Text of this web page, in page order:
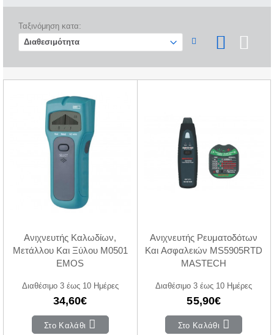
Ταξινόμηση κατα:
Ανιχνευτής Καλωδίων,
Μετάλλου Και Ξύλου M0501
EMOS
Διαθέσιμο 3 έως 10 Ημέρες
34,60€
Στο Καλάθι
Ανιχνευτής Ρευματοδότων
Και Ασφαλειών MS5905RTD
MASTECH
Διαθέσιμο 3 έως 10 Ημέρες
55,90€
Στο Καλάθι